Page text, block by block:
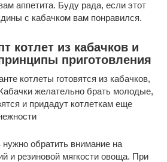
аппетита. Буду рада, если этот
с кабачком вам понравился.
котлет из кабачков и
приготовления
котлеты готовятся из кабачков,
желательно брать молодые,
и придадут котлеткам еще
обратить внимание на
и резиновой мягкости овоща. При